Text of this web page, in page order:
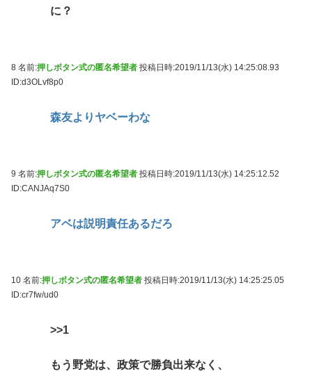
に？
8 名前:押しボタン式の匿名希望者 投稿日時:2019/11/13(水) 14:25:08.93
ID:d3OLvf8p0
森友よりヤベーわな
9 名前:押しボタン式の匿名希望者 投稿日時:2019/11/13(水) 14:25:12.52
ID:CANJAq7S0
アベは説明責任あるだろ
10 名前:押しボタン式の匿名希望者 投稿日時:2019/11/13(水) 14:25:25.05
ID:cr7fw/ud0
>>1
もう野党は、政策で勝負出来なく、